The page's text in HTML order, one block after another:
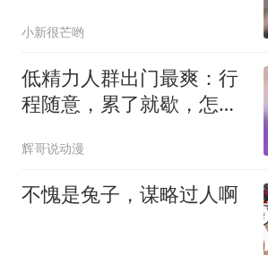
小新很芒哟
低精力人群出门最爽：行
程随意，累了就歇，怎么
辉哥说动漫
不愧是兔子，谋略过人啊